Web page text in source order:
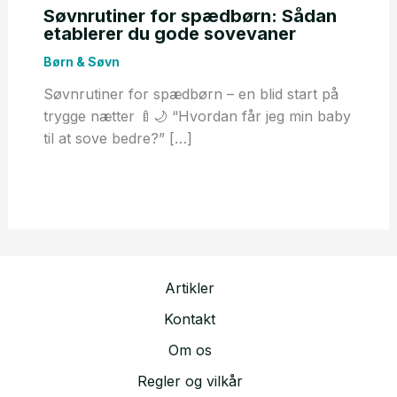
Søvnrutiner for spædbørn: Sådan
etablerer du gode sovevaner
Børn & Søvn
Søvnrutiner for spædbørn – en blid start på
trygge nætter 🍼🌙 “Hvordan får jeg min baby
til at sove bedre?” […]
Artikler
Kontakt
Om os
Regler og vilkår